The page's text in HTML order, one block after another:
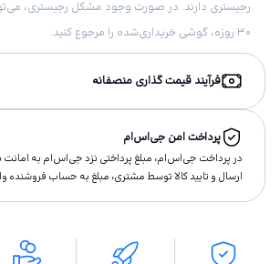
رجیستری دارند. در صورت وجود مشکل رجیستری،
۳۰ روزه، گوشی خریداری‌شده را مرجوع کنید.
فرآیند قیمت گذاری منصفانه
پرداخت امن جی‌اس‌ام
در پرداخت جی‌اس‌ام، مبلغ پرداختى نزد جی‌اس‌ام به امانت
ارسال و تاييد كالا توسط مشتری، مبلغ به حساب فروشنده